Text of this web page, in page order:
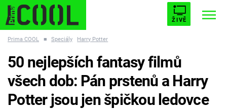
ŽIVĚ
ESCAPE PLNEJ KOTEL AVENGERS 5
Prima COOL ■ Speciály Harry Potter
50 nejlepších fantasy filmů
všech dob: Pán prstenů a Harry
Potter jsou jen špičkou ledovce